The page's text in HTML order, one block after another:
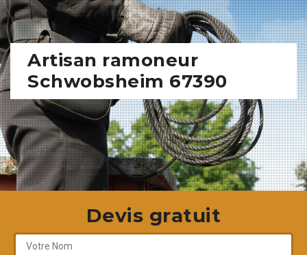
Artisan ramoneur
Schwobsheim 67390
Devis gratuit